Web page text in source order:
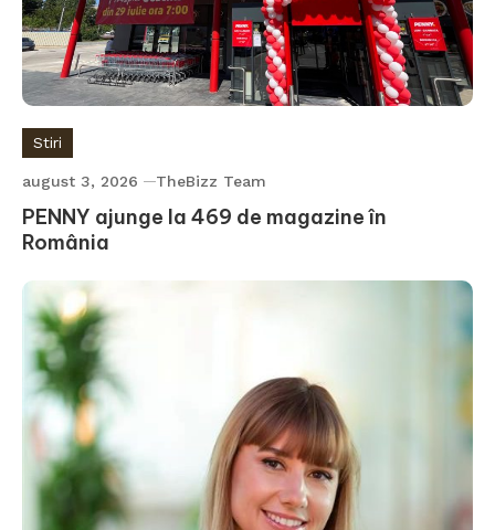
Stiri
august 3, 2026 TheBizz Team
PENNY ajunge la 469 de magazine în
România